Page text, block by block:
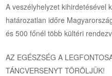
A veszélyhelyzet kihirdetésével
határozatlan időre
és 500 főnél több kültéri
AZ EGÉSZSÉG A
TÁNCVERSENYT TÖRÖLJÜK!